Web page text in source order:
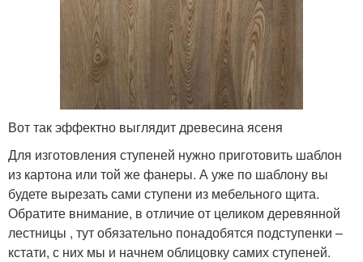
Вот так эффектно выглядит древесина ясеня
Для изготовления ступеней нужно приготовить шаблон
из картона или той же фанеры. А уже по шаблону вы
будете вырезать сами ступени из мебельного щита.
Обратите внимание, в отличие от целиком деревянной
лестницы , тут обязательно понадобятся подступенки –
кстати, с них мы и начнем облицовку самих ступеней.